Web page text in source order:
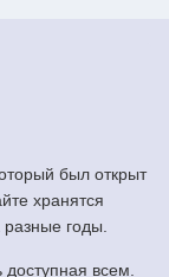
был открыт
хранятся
годы.
всем.